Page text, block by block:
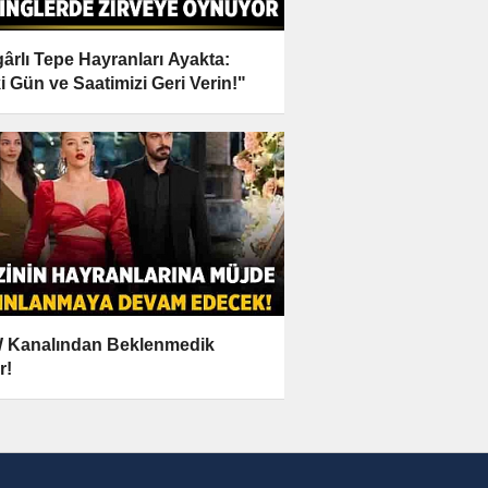
Tepe Hayranları Ayakta:
Gün ve Saatimizi Geri Verin!"
Kanalından Beklenmedik